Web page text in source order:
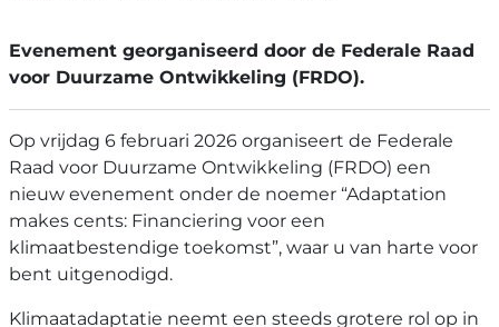
Evenement georganiseerd door de Federale Raad
voor Duurzame Ontwikkeling (FRDO).
Op vrijdag 6 februari 2026 organiseert de Federale
Raad voor Duurzame Ontwikkeling (FRDO) een
nieuw evenement onder de noemer “Adaptation
makes cents: Financiering voor een
klimaatbestendige toekomst”, waar u van harte voor
bent uitgenodigd.
Klimaatadaptatie neemt een steeds grotere rol op in